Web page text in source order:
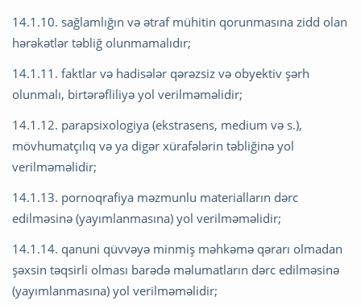
14.1.10. sağlamlığın və ətraf mühitin qorunmasına zidd olan
hərəkətlər təbliğ olunmamalıdır;
14.1.11. faktlar və hadisələr qərəzsiz və obyektiv şərh
olunmalı, birtərəfliliyə yol verilməməlidir;
14.1.12. parapsixologiya (ekstrasens, medium və s.),
mövhumatçılıq və ya digər xürafələrin təbliğinə yol
verilməməlidir;
14.1.13. pornoqrafiya məzmunlu materialların dərc
edilməsinə (yayımlanmasına) yol verilməməlidir;
14.1.14. qanuni qüvvəyə minmiş məhkəmə qərarı olmadan
şəxsin təqsirli olması barədə məlumatların dərc edilməsinə
(yayımlanmasına) yol verilməməlidir;